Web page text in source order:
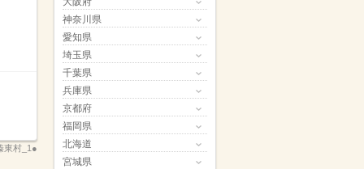
東村_1●
神奈川県
愛知県
埼玉県
千葉県
兵庫県
京都府
福岡県
北海道
宮城県